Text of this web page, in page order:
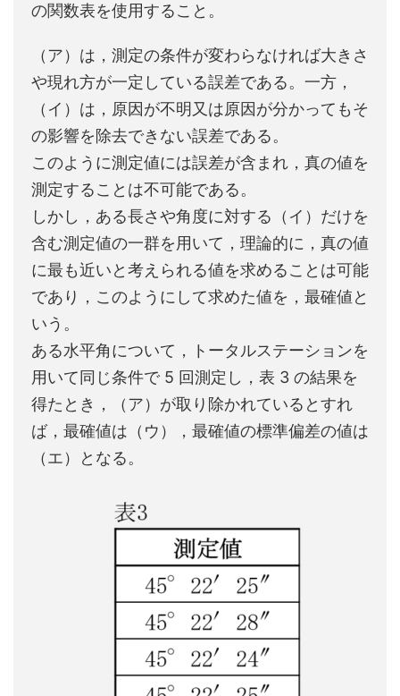
の関数表を使用すること。
（ア）は，測定の条件が変わらなければ大きさ
や現れ方が一定している誤差である。一方，
（イ）は，原因が不明又は原因が分かってもそ
の影響を除去できない誤差である。
このように測定値には誤差が含まれ，真の値を
測定することは不可能である。
しかし，ある長さや角度に対する（イ）だけを
含む測定値の一群を用いて，理論的に，真の値
に最も近いと考えられる値を求めることは可能
であり，このようにして求めた値を，最確値と
いう。
ある水平角について，トータルステーションを
用いて同じ条件で 5 回測定し，表 3 の結果を
得たとき，（ア）が取り除かれているとすれ
ば，最確値は（ウ），最確値の標準偏差の値は
（エ）となる。